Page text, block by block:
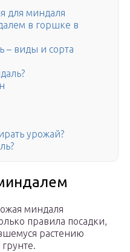
для миндаля
в горшке в
– виды и сорта
урожай?
миндаля
правила посадки,
растению